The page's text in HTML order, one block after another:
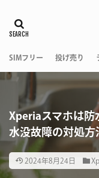
SIMフリー 投げ売り
Xperiaスマホは防
水没故障の対処方
2024年8月24日